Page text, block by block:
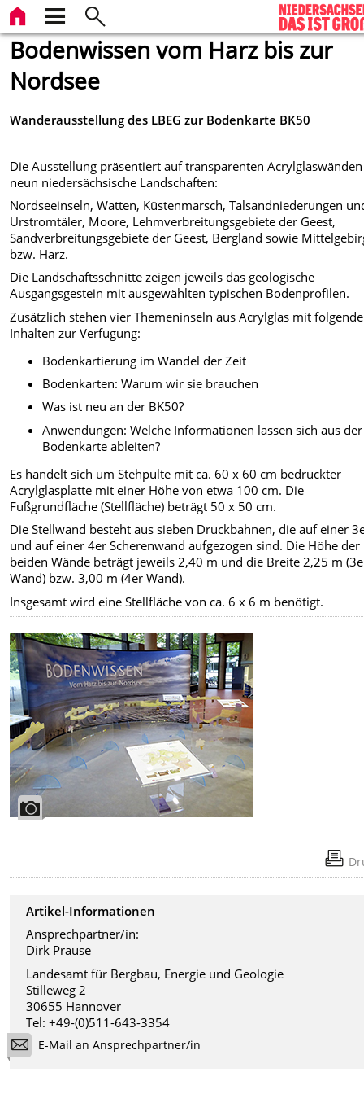
Bodenwissen vom Harz bis zur
Nordsee
Wanderausstellung des LBEG zur Bodenkarte BK50
Die Ausstellung präsentiert auf transparenten Acrylglaswänden
neun niedersächsische Landschaften:
Nordseeinseln, Watten, Küstenmarsch, Talsandniederungen
Urstromtäler, Moore, Lehmverbreitungsgebiete der Geest,
Sandverbreitungsgebiete der Geest, Bergland sowie
bzw. Harz.
Die Landschaftsschnitte zeigen jeweils das geologische
Ausgangsgestein mit ausgewählten typischen Bodenprofilen.
Zusätzlich stehen vier Themeninseln aus Acrylglas mit
Inhalten zur Verfügung:
Bodenkartierung im Wandel der Zeit
Bodenkarten: Warum wir sie brauchen
Was ist neu an der BK50?
Anwendungen: Welche Informationen lassen sich aus der
Bodenkarte ableiten?
Es handelt sich um Stehpulte mit ca. 60 x 60 cm bedruckter
Acrylglasplatte mit einer Höhe von etwa 100 cm. Die
Fußgrundfläche (Stellfläche) beträgt 50 x 50 cm.
Die Stellwand besteht aus sieben Druckbahnen, die auf einer
und auf einer 4er Scherenwand aufgezogen sind. Die Höhe der
beiden Wände beträgt jeweils 2,40 m und die Breite 2,25 m
Wand) bzw. 3,00 m (4er Wand).
Insgesamt wird eine Stellfläche von ca. 6 x 6 m benötigt.
Artikel-Informationen
Ansprechpartner/in:
Dirk Prause
Landesamt für Bergbau, Energie und Geologie
Stilleweg 2
30655 Hannover
Tel: +49-(0)511-643-3354
E-Mail an Ansprechpartner/in